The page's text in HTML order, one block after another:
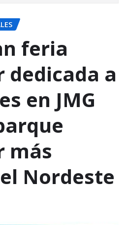
feria
a
en JMG
más
Nordeste